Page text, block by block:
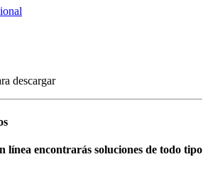
descargar
línea encontrarás soluciones de todo tipo